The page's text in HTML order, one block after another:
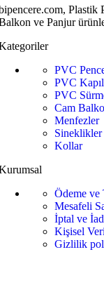
Plastik
ve Panjur
PVC
PVC
PVC
Cam
Menfezler
Sineklikler
Kollar
Ödeme ve
Mesafeli
İptal ve
Kişisel
Gizlilik